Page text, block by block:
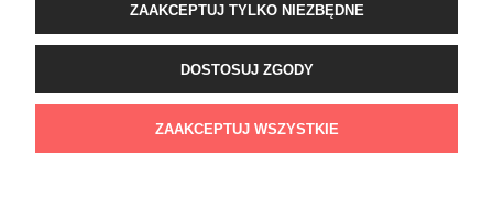
Wyposażenie łazienek Łazienki.eco | Pawła 23, 41-708 Ruda Śląska | E-mail:
sklep@lazienki.eco | Tel.: 600 012 164 lub 600 012 159 | TGS Przemysław
Stoń | NIP: 6312213594 | REGON: 276403698
ZAAKCEPTUJ TYLKO NIEZBĘDNE
DOSTOSUJ ZGODY
ZAAKCEPTUJ WSZYSTKIE